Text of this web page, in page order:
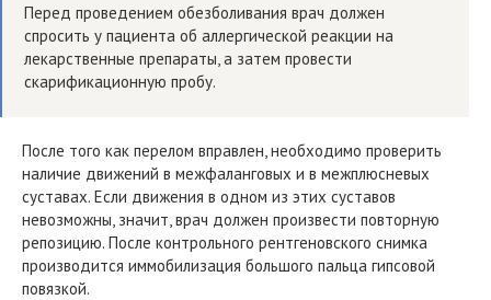
Перед проведением обезболивания врач должен
спросить у пациента об аллергической реакции на
лекарственные препараты, а затем провести
скарификационную пробу.
После того как перелом вправлен, необходимо проверить
наличие движений в межфаланговых и в межплюсневых
суставах. Если движения в одном из этих суставов
невозможны, значит, врач должен произвести повторную
репозицию. После контрольного рентгеновского снимка
производится иммобилизация большого пальца гипсовой
повязкой.